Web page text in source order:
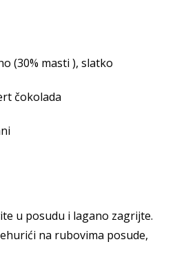
(30% masti ), slatko
čokolada
u posudu i lagano zagrijte.
na rubovima posude,